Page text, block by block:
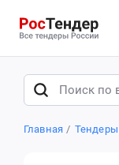
Главная